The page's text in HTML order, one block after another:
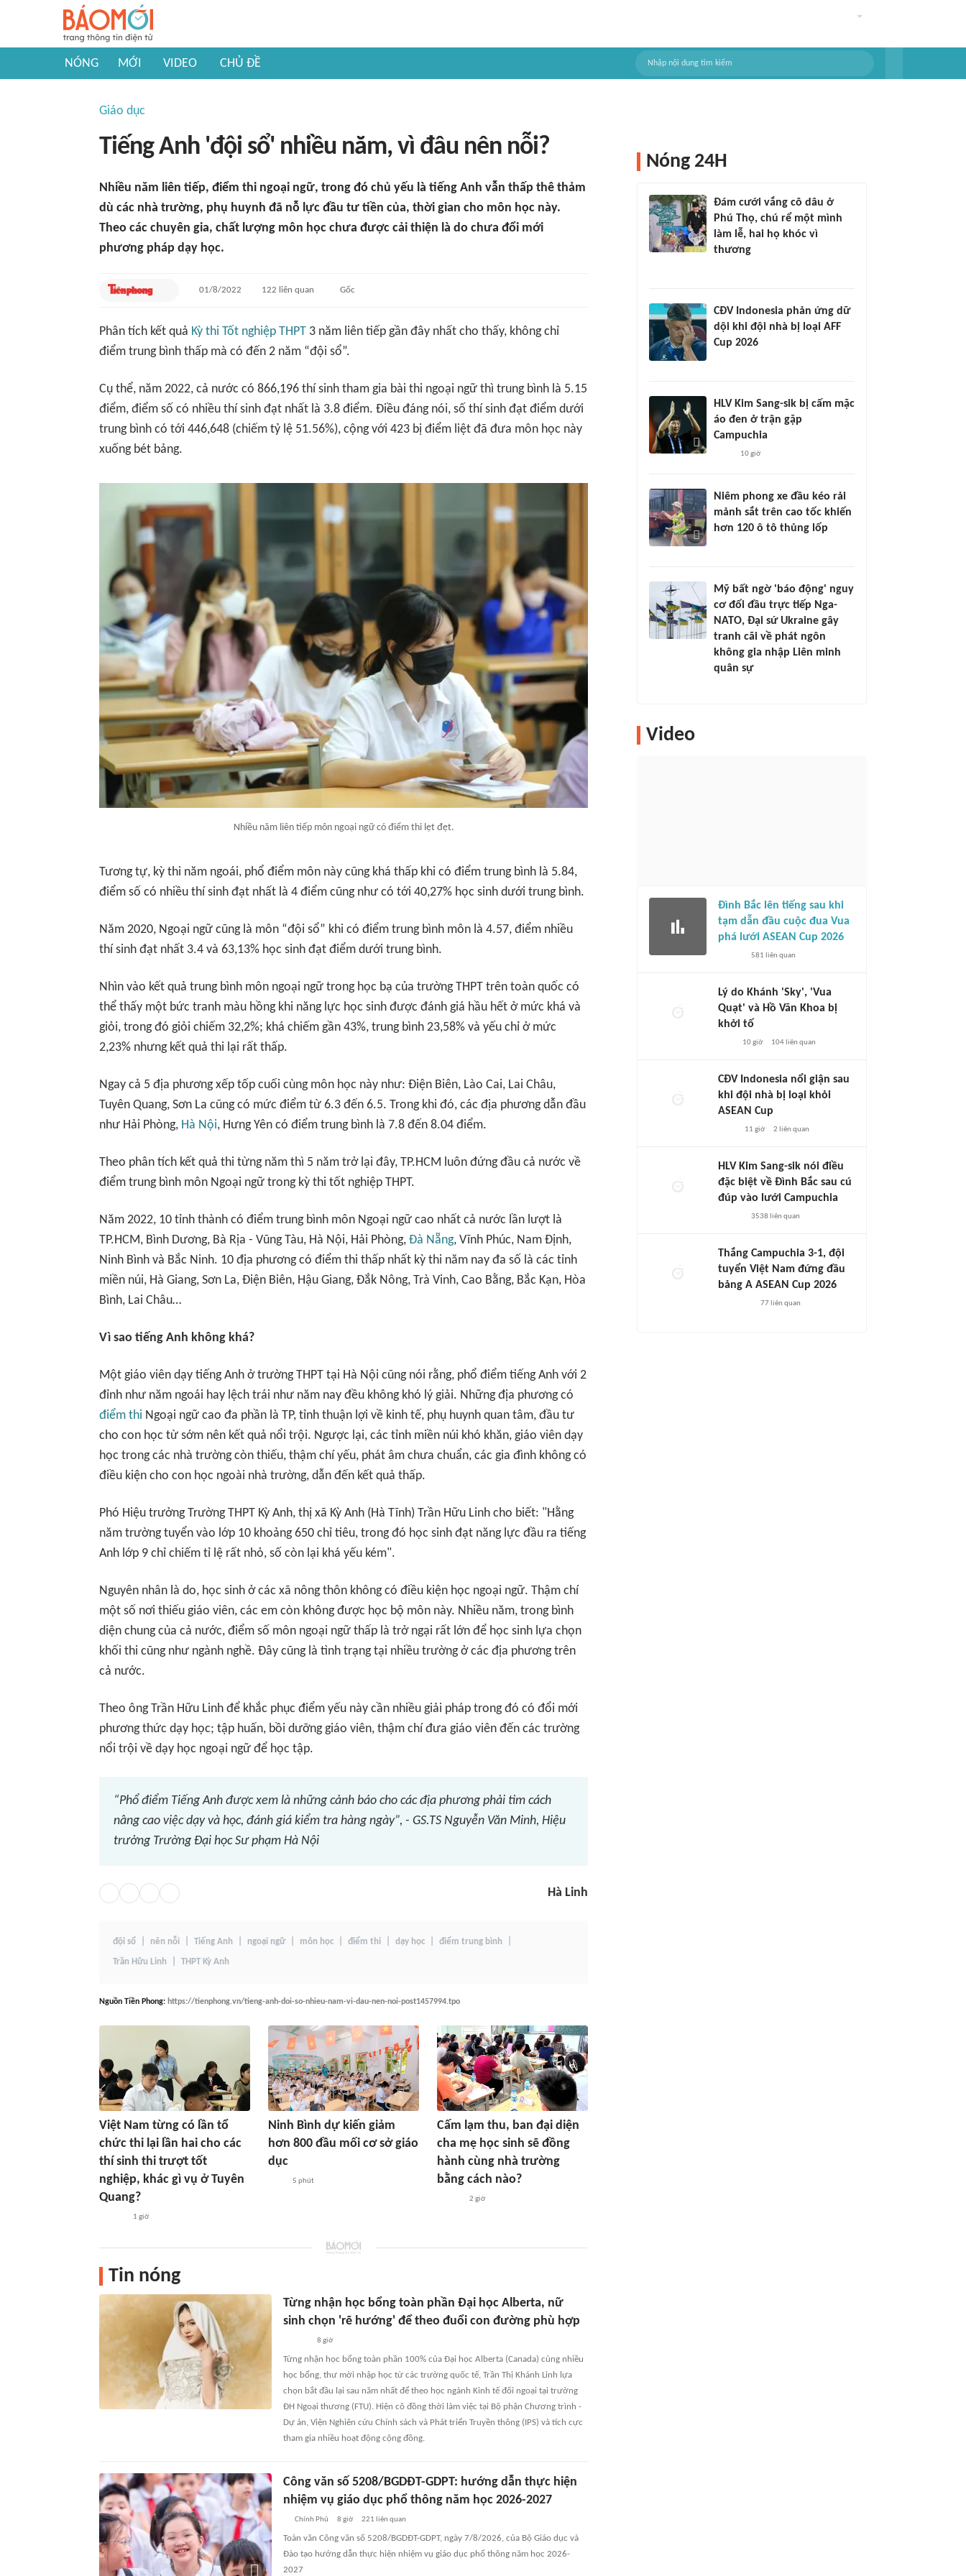
NÓNG MỚI VIDEO CHỦ ĐỀ
Giáo dục
Tiếng Anh 'đội sổ' nhiều năm, vì đâu nên nỗi?
Nhiều năm liên tiếp, điểm thi ngoại ngữ, trong đó chủ yếu là tiếng Anh vẫn thấp thê thảm
dù các nhà trường, phụ huynh đã nỗ lực đầu tư tiền của, thời gian cho môn học này.
Theo các chuyên gia, chất lượng môn học chưa được cải thiện là do chưa đổi mới
phương pháp dạy học.
01/8/2022 122 liên quan Gốc
Phân tích kết quả Kỳ thi Tốt nghiệp THPT 3 năm liên tiếp gần đây nhất cho thấy, không chỉ
điểm trung bình thấp mà có đến 2 năm “đội sổ”.
Cụ thể, năm 2022, cả nước có 866,196 thí sinh tham gia bài thi ngoại ngữ thì trung bình là 5.15
điểm, điểm số có nhiều thí sinh đạt nhất là 3.8 điểm. Điều đáng nói, số thí sinh đạt điểm dưới
trung bình có tới 446,648 (chiếm tỷ lệ 51.56%), cộng với 423 bị điểm liệt đã đưa môn học này
xuống bét bảng.
Nhiều năm liên tiếp môn ngoại ngữ có điểm thi lẹt đẹt.
Tương tự, kỳ thi năm ngoái, phổ điểm môn này cũng khá thấp khi có điểm trung bình là 5.84,
điểm số có nhiều thí sinh đạt nhất là 4 điểm cũng như có tới 40,27% học sinh dưới trung bình.
Năm 2020, Ngoại ngữ cũng là môn “đội sổ” khi có điểm trung bình môn là 4.57, điểm nhiều
thí sinh đạt nhất 3.4 và 63,13% học sinh đạt điểm dưới trung bình.
Nhìn vào kết quả trung bình môn ngoại ngữ trong học bạ của trường THPT trên toàn quốc có
thể thấy một bức tranh màu hồng khi năng lực học sinh được đánh giá hầu hết ở mức khá và
giỏi, trong đó giỏi chiếm 32,2%; khá chiếm gần 43%, trung bình 23,58% và yếu chỉ ở mức
2,23% nhưng kết quả thi lại rất thấp.
Ngay cả 5 địa phương xếp tốp cuối cùng môn học này như: Điện Biên, Lào Cai, Lai Châu,
Tuyên Quang, Sơn La cũng có mức điểm từ 6.3 đến 6.5. Trong khi đó, các địa phương dẫn đầu
như Hải Phòng, Hà Nội, Hưng Yên có điểm trung bình là 7.8 đến 8.04 điểm.
Theo phân tích kết quả thi từng năm thì 5 năm trở lại đây, TP.HCM luôn đứng đầu cả nước về
điểm trung bình môn Ngoại ngữ trong kỳ thi tốt nghiệp THPT.
Năm 2022, 10 tỉnh thành có điểm trung bình môn Ngoại ngữ cao nhất cả nước lần lượt là
TP.HCM, Bình Dương, Bà Rịa - Vũng Tàu, Hà Nội, Hải Phòng, Đà Nẵng, Vĩnh Phúc, Nam Định,
Ninh Bình và Bắc Ninh. 10 địa phương có điểm thi thấp nhất kỳ thi năm nay đa số là các tỉnh
miền núi, Hà Giang, Sơn La, Điện Biên, Hậu Giang, Đắk Nông, Trà Vinh, Cao Bằng, Bắc Kạn, Hòa
Bình, Lai Châu…
Vì sao tiếng Anh không khá?
Một giáo viên dạy tiếng Anh ở trường THPT tại Hà Nội cũng nói rằng, phổ điểm tiếng Anh với 2
đỉnh như năm ngoái hay lệch trái như năm nay đều không khó lý giải. Những địa phương có
điểm thi Ngoại ngữ cao đa phần là TP, tỉnh thuận lợi về kinh tế, phụ huynh quan tâm, đầu tư
cho con học từ sớm nên kết quả nổi trội. Ngược lại, các tỉnh miền núi khó khăn, giáo viên dạy
học trong các nhà trường còn thiếu, thậm chí yếu, phát âm chưa chuẩn, các gia đình không có
điều kiện cho con học ngoài nhà trường, dẫn đến kết quả thấp.
Phó Hiệu trưởng Trường THPT Kỳ Anh, thị xã Kỳ Anh (Hà Tĩnh) Trần Hữu Linh cho biết: "Hằng
năm trường tuyển vào lớp 10 khoảng 650 chỉ tiêu, trong đó học sinh đạt năng lực đầu ra tiếng
Anh lớp 9 chỉ chiếm tỉ lệ rất nhỏ, số còn lại khá yếu kém".
Nguyên nhân là do, học sinh ở các xã nông thôn không có điều kiện học ngoại ngữ. Thậm chí
một số nơi thiếu giáo viên, các em còn không được học bộ môn này. Nhiều năm, trong bình
diện chung của cả nước, điểm số môn ngoại ngữ thấp là trở ngại rất lớn để học sinh lựa chọn
khối thi cũng như ngành nghề. Đây cũng là tình trạng tại nhiều trường ở các địa phương trên
cả nước.
Theo ông Trần Hữu Linh để khắc phục điểm yếu này cần nhiều giải pháp trong đó có đổi mới
phương thức dạy học; tập huấn, bồi dưỡng giáo viên, thậm chí đưa giáo viên đến các trường
nổi trội về dạy học ngoại ngữ để học tập.
“Phổ điểm Tiếng Anh được xem là những cảnh báo cho các địa phương phải tìm cách
nâng cao việc dạy và học, đánh giá kiểm tra hàng ngày”, - GS.TS Nguyễn Văn Minh, Hiệu
trưởng Trường Đại học Sư phạm Hà Nội
Hà Linh
đội sổ nên nỗi Tiếng Anh ngoại ngữ môn học điểm thi dạy học điểm trung bình
Trần Hữu Linh THPT Kỳ Anh
Nguồn Tiền Phong: https://tienphong.vn/tieng-anh-doi-so-nhieu-nam-vi-dau-nen-noi-post1457994.tpo
Việt Nam từng có lần tổ
chức thi lại lần hai cho các
thí sinh thi trượt tốt
nghiệp, khác gì vụ ở Tuyên
Quang?
1 giờ
Ninh Bình dự kiến giảm
hơn 800 đầu mối cơ sở giáo
dục
5 phút
Cấm lạm thu, ban đại diện
cha mẹ học sinh sẽ đồng
hành cùng nhà trường
bằng cách nào?
2 giờ
Tin nóng
Từng nhận học bổng toàn phần Đại học Alberta, nữ
sinh chọn 'rẽ hướng' để theo đuổi con đường phù hợp
8 giờ
Từng nhận học bổng toàn phần 100% của Đại học Alberta (Canada) cùng nhiều
học bổng, thư mời nhập học từ các trường quốc tế, Trần Thị Khánh Linh lựa
chọn bắt đầu lại sau năm nhất để theo học ngành Kinh tế đối ngoại tại trường
ĐH Ngoại thương (FTU). Hiện cô đồng thời làm việc tại Bộ phận Chương trình -
Dự án, Viện Nghiên cứu Chính sách và Phát triển Truyền thông (IPS) và tích cực
tham gia nhiều hoạt động cộng đồng.
Công văn số 5208/BGDĐT-GDPT: hướng dẫn thực hiện
nhiệm vụ giáo dục phổ thông năm học 2026-2027
Chính Phủ 8 giờ 221 liên quan
Toàn văn Công văn số 5208/BGDĐT-GDPT, ngày 7/8/2026, của Bộ Giáo dục và
Đào tạo hướng dẫn thực hiện nhiệm vụ giáo dục phổ thông năm học 2026-
2027
Nóng 24H
Đám cưới vắng cô dâu ở
Phú Thọ, chú rể một mình
làm lễ, hai họ khóc vì
thương
CĐV Indonesia phản ứng dữ
dội khi đội nhà bị loại AFF
Cup 2026
HLV Kim Sang-sik bị cấm mặc
áo đen ở trận gặp
Campuchia
10 giờ
Niêm phong xe đầu kéo rải
mảnh sắt trên cao tốc khiến
hơn 120 ô tô thủng lốp
Mỹ bất ngờ 'báo động' nguy
cơ đối đầu trực tiếp Nga-
NATO, Đại sứ Ukraine gây
tranh cãi về phát ngôn
không gia nhập Liên minh
quân sự
Video
Đình Bắc lên tiếng sau khi
tạm dẫn đầu cuộc đua Vua
phá lưới ASEAN Cup 2026
581 liên quan
Lý do Khánh 'Sky', 'Vua
Quạt' và Hồ Văn Khoa bị
khởi tố
10 giờ 104liên quan
CĐV Indonesia nổi giận sau
khi đội nhà bị loại khỏi
ASEAN Cup
11 giờ 2 liên quan
HLV Kim Sang-sik nói điều
đặc biệt về Đình Bắc sau cú
đúp vào lưới Campuchia
3538 liên quan
Thắng Campuchia 3-1, đội
tuyển Việt Nam đứng đầu
bảng A ASEAN Cup 2026
77liên quan